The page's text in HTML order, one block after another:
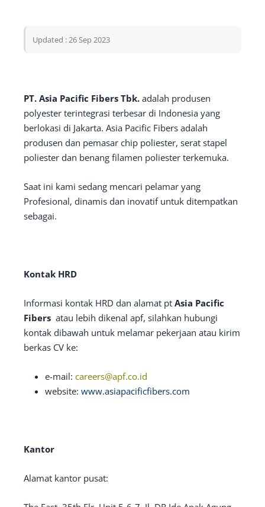
Updated : 26 Sep 2023
PT. Asia Pacific Fibers Tbk. adalah produsen
polyester terintegrasi terbesar di Indonesia yang
berlokasi di Jakarta. Asia Pacific Fibers adalah
produsen dan pemasar chip poliester, serat stapel
poliester dan benang filamen poliester terkemuka.
Saat ini kami sedang mencari pelamar yang
Profesional, dinamis dan inovatif untuk ditempatkan
sebagai.
Kontak HRD
Informasi kontak HRD dan alamat pt Asia Pacific
Fibers atau lebih dikenal apf, silahkan hubungi
kontak dibawah untuk melamar pekerjaan atau kirim
berkas CV ke:
e-mail: careers@apf.co.id
website: www.asiapacificfibers.com
Kantor
Alamat kantor pusat: